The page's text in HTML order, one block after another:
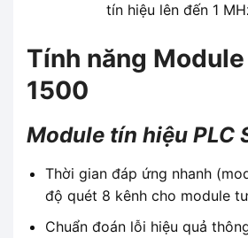
tín hiệu lên đến 1
Tính năng Module
1500
Module tín hiệu PLC
Thời gian đáp ứng nhanh
độ quét 8 kênh cho module
Chuẩn đoán lỗi hiệu quả